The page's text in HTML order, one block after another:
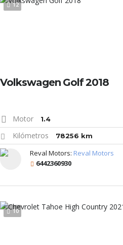
12
Volkswagen Golf 2018
Motor 1.4
Kilómetros 78256 km
Reval Motors: Reval Motors
6442360930
10